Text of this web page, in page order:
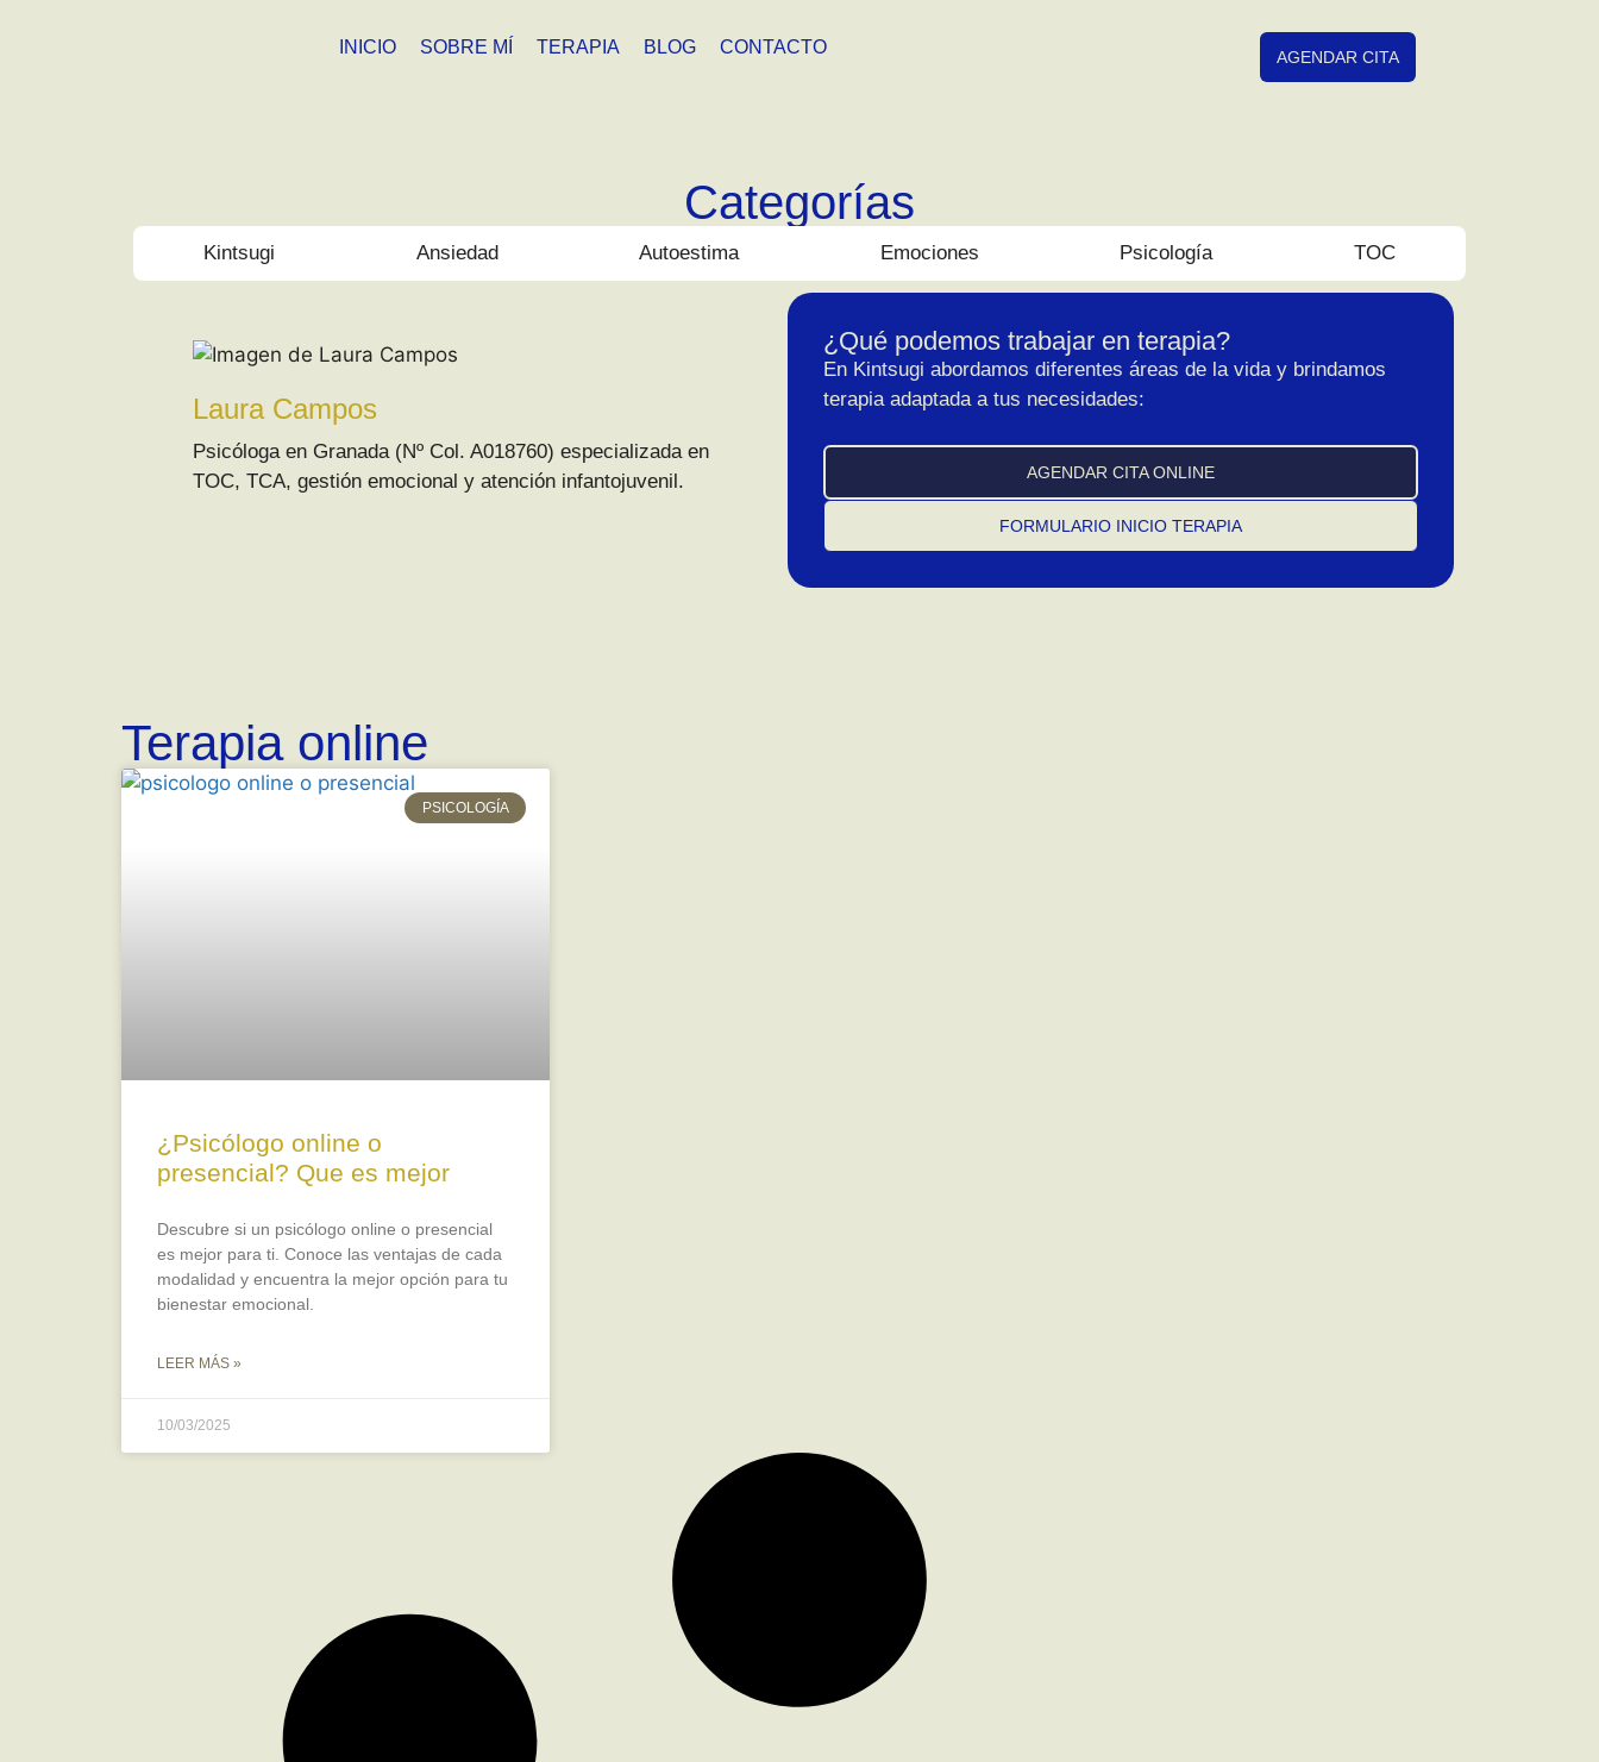
INICIO SOBRE MÍ TERAPIA BLOG CONTACTO AGENDAR CITA
Categorías
Kintsugi Ansiedad Autoestima Emociones Psicología TOC
Laura Campos
Psicóloga en Granada (Nº Col. A018760) especializada en
TOC, TCA, gestión emocional y atención infantojuvenil.
¿Qué podemos trabajar en terapia?
En Kintsugi abordamos diferentes áreas de la vida y brindamos
terapia adaptada a tus necesidades:
AGENDAR CITA ONLINE
FORMULARIO INICIO TERAPIA
Terapia online
PSICOLOGÍA
¿Psicólogo online o
presencial? Que es mejor
Descubre si un psicólogo online o presencial
es mejor para ti. Conoce las ventajas de cada
modalidad y encuentra la mejor opción para tu
bienestar emocional.
LEER MÁS »
10/03/2025